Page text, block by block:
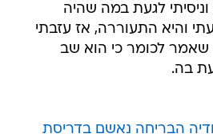
לגעת במה שהיה
והיא התעוררה, אז עזבתי
לכומר כי הוא שב
בה.
הבריחה נאשם בדריסת